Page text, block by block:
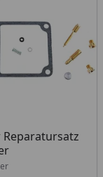
Reparatursatz
am Lager